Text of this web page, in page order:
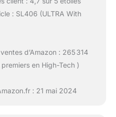
: SL406 (ULTRA With
d’Amazon : 265 314
en High-Tech )
: 21 mai 2024